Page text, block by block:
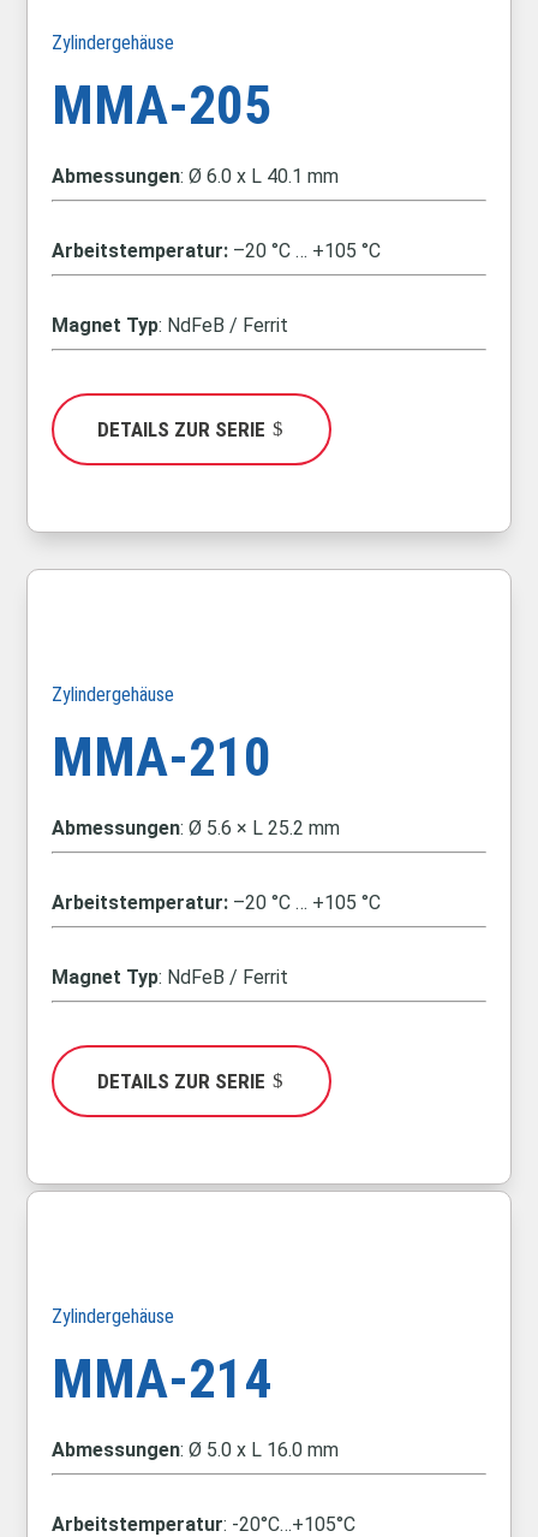
Zylindergehäuse
MMA-205
Abmessungen: Ø 6.0 x L 40.1 mm
Arbeitstemperatur: –20 °C … +105 °C
Magnet Typ: NdFeB / Ferrit
DETAILS ZUR SERIE
Zylindergehäuse
MMA-210
Abmessungen:Ø 5.6 × L 25.2 mm
Arbeitstemperatur: –20 °C … +105 °C
Magnet Typ: NdFeB / Ferrit
DETAILS ZUR SERIE
Zylindergehäuse
MMA-214
Abmessungen: Ø 5.0 x L 16.0 mm
Arbeitstemperatur: -20°C…+105°C